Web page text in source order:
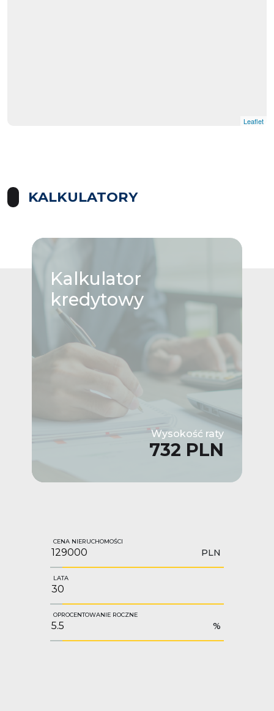
Leaflet
KALKULATORY
Kalkulator
kredytowy
Wysokość raty
732 PLN
CENA NIERUCHOMOŚCI
PLN
LATA
OPROCENTOWANIE ROCZNE
%